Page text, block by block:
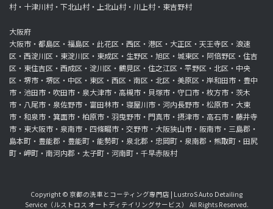
村・十津川村・下北山村・上北山村・川上村・東吉野村
大阪府
大阪市・都島区・福島区・此花区・西区・港区・大正区・天王寺区・浪速
区・西淀川区・東淀川区・東成区・生野区・旭区・城東区・阿倍野区・住吉
区・東住吉区・西成区・淀川区・鶴見区・住之江区・平野区・北区・中央
区・堺市・堺区・中区・東区・西区・南区・北区・美原区・岸和田市・豊中
市・池田市・吹田市・泉大津市・高槻市・貝塚市・守口市・枚方市・茨木
市・八尾市・泉佐野市・富田林市・寝屋川市・河内長野市・松原市・大東
市・和泉市・箕面市・柏原市・羽曳野市・門真市・摂津市・高石市・藤井寺
市・東大阪市・泉南市・四條畷市・交野市・大阪狭山市・阪南市・三島郡・
島本町・豊能郡・豊能町・能勢町・泉北郡・忠岡町・泉南郡・熊取町・田尻
町・岬町・南河内郡・太子町・河南町・千早赤阪村
Copyright © 京都の洗車とコーティング専門店 | LustroS Auto Detailing
Service（ルストロス オートディテイリングサービス） All Rights Reserved.